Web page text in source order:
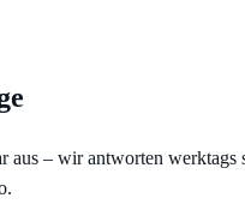
aus – wir antworten werktags